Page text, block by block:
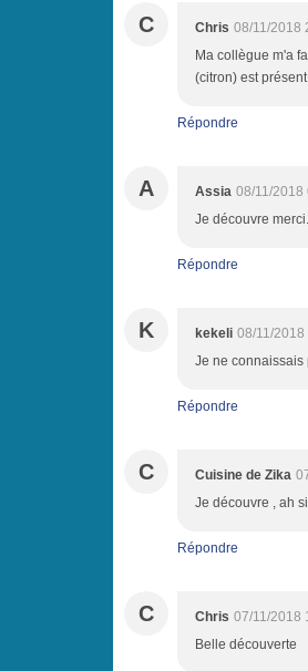
C Chris 08/11/2018
Ma collègue m'a
(citron) est
Répondre
A Assia 08/11/2018
Je découvre
Répondre
K kekeli 08/11/2018
Je ne connaissais
Répondre
C Cuisine de Zika
Je découvre , ah
Répondre
C Chris 07/11/2018
Belle découverte